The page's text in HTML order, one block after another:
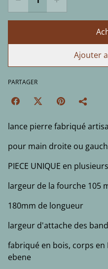
Ajouter
PARTAGER
lance pierre fabriqué
pour main droite ou
PIECE UNIQUE en
largeur de la fourche 105
180mm de longueur
largeur d'attache des
fabriqué en bois, corps en
ebene